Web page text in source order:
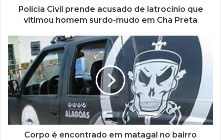
Polícia Civil prende acusado de latrocínio que
vitimou homem surdo-mudo em Chã Preta
Corpo é encontrado em matagal no bairro